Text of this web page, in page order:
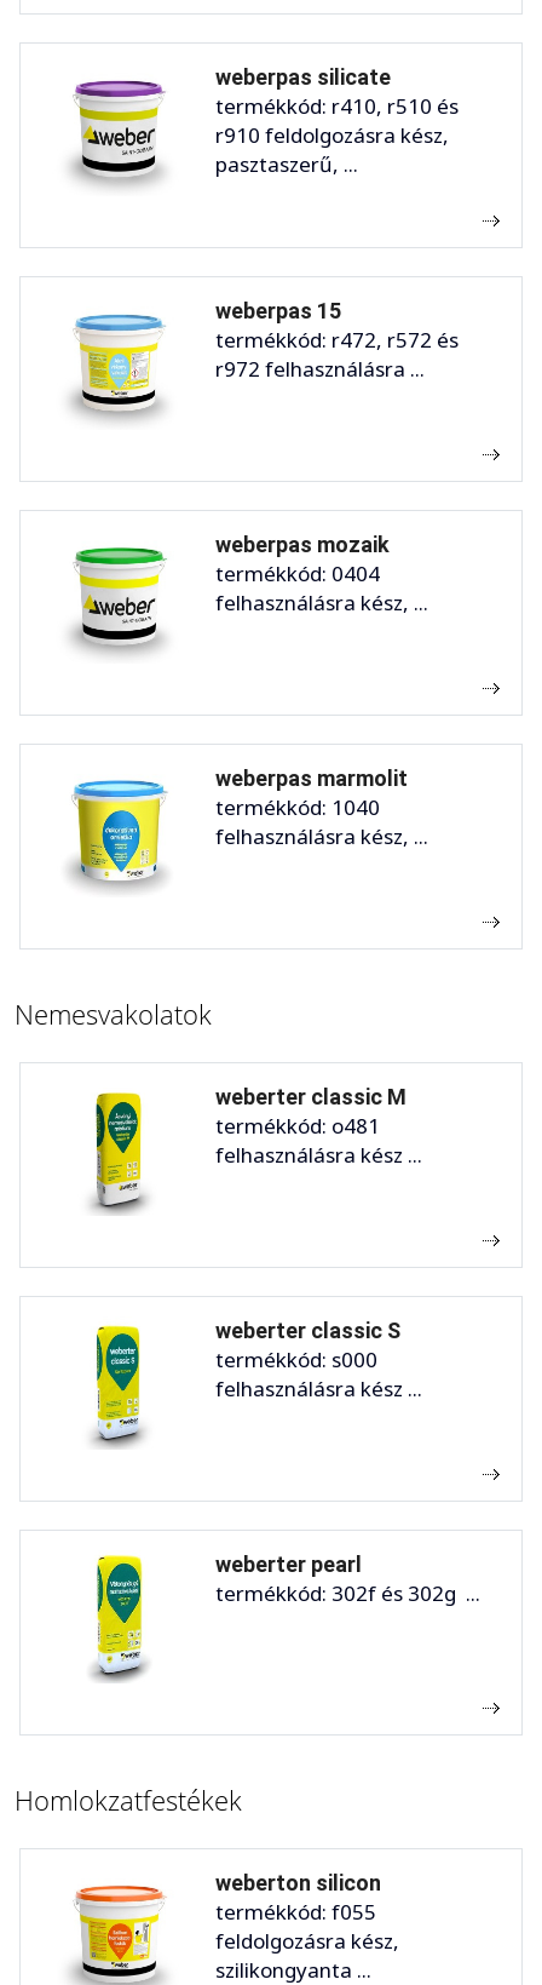
weberpas silicate
termékkód: r410, r510 és
r910 feldolgozásra kész,
pasztaszerű, ...
weberpas 15
termékkód: r472, r572 és
r972 felhasználásra ...
weberpas mozaik
termékkód: 0404
felhasználásra kész, ...
weberpas marmolit
termékkód: 1040
felhasználásra kész, ...
Nemesvakolatok
weberter classic M
termékkód: o481
felhasználásra kész ...
weberter classic S
termékkód: s000
felhasználásra kész ...
weberter pearl
termékkód: 302f és 302g ...
Homlokzatfestékek
weberton silicon
termékkód: f055
feldolgozásra kész,
szilikongyanta ...